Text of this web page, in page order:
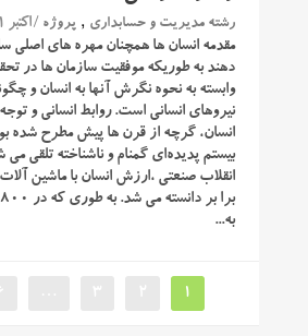
رشته مدیریت و حسابداری , پروژه / اکتبر 21, 2024
مقدمه انسان ‌ها همچنان مهره‌ های اصلی
‌دهند به طوریکه موفقیت سازمان‌ ها در
وابسته به نحوه نگرش آنها به انسان و
نیروهای انسانی است. روابط انسانی و
انسان، گرچه از قرن‌ ها پیش مطرح شده
بیستم پدیده‌ای گمنام و ناشناخته تلقی می‌
انقلاب صنعتی ،ارزش انسان با ماشین ‌آلات
به...
1